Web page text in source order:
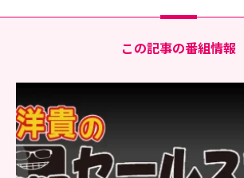
この記事の番組情報